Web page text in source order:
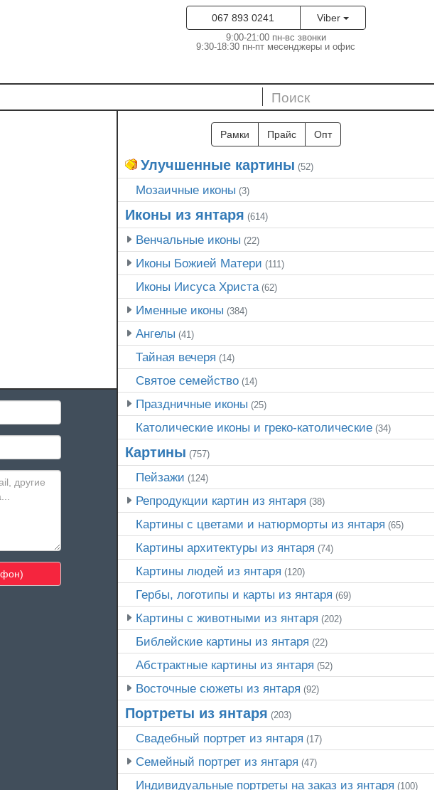
067 893 0241 Viber
9:00-21:00 пн-вс звонки
9:30-18:30 пн-пт месенджеры и офис
Рамки Прайс Опт
Улучшенные картины (52)
Мозаичные иконы (3)
Иконы из янтаря (614)
Венчальные иконы (22)
Иконы Божией Матери (111)
Иконы Иисуса Христа(62)
Именные иконы (384)
Ангелы (41)
Тайная вечеря (14)
Святое семейство(14)
Праздничные иконы (25)
Католические иконы и греко-католические(34)
Картины (757)
Пейзажи (124)
Репродукции картин из янтаря (38)
Картины с цветами и натюрморты из янтаря (65)
Картины архитектуры из янтаря (74)
Картины людей из янтаря (120)
Гербы, логотипы и карты из янтаря (69)
Картины с животными из янтаря (202)
Библейские картины из янтаря (22)
Абстрактные картины из янтаря (52)
Восточные сюжеты из янтаря (92)
Портреты из янтаря (203)
Свадебный портрет из янтаря (17)
Семейный портрет из янтаря (47)
Индивидуальные портреты на заказ из янтаря (100)